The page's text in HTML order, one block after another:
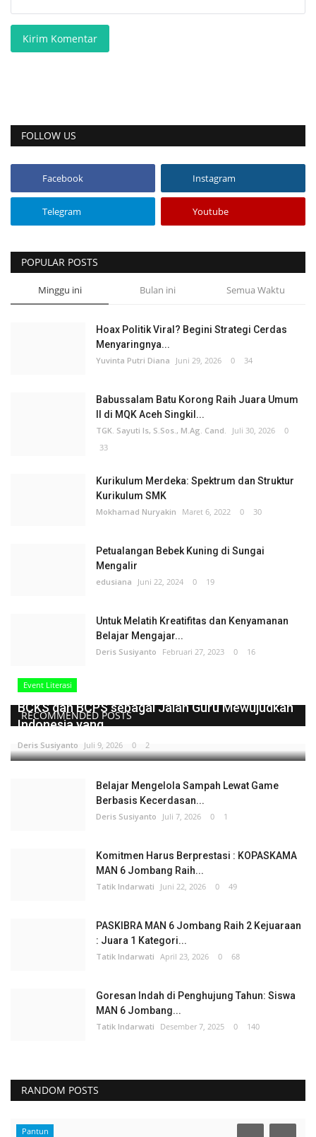
Kirim Komentar
FOLLOW US
Facebook Instagram
Telegram Youtube
POPULAR POSTS
Minggu ini Bulan ini Semua Waktu
Hoax Politik Viral? Begini Strategi Cerdas
Menyaringnya...
Yuvinta Putri Diana Juni 29, 2026 0 34
Babussalam Batu Korong Raih Juara Umum
II di MQK Aceh Singkil...
TGK. Sayuti Is, S.Sos., M.Ag. Cand. Juli 30, 2026
0
33
Kurikulum Merdeka: Spektrum dan Struktur
Kurikulum SMK
Mokhamad Nuryakin Maret 6, 2022 0 30
Petualangan Bebek Kuning di Sungai
Mengalir
edusiana Juni 22, 2024 0 19
Untuk Melatih Kreatifitas dan Kenyamanan
Belajar Mengajar...
Deris Susiyanto Februari 27, 2023 0 16
RECOMMENDED POSTS
Event Literasi
BCKS dan BCPS sebagai Jalan Guru Mewujudkan
Indonesia yang...
Deris Susiyanto Juli 9, 2026 0 2
Belajar Mengelola Sampah Lewat Game
Berbasis Kecerdasan...
Deris Susiyanto Juli 7, 2026 0 1
Komitmen Harus Berprestasi : KOPASKAMA
MAN 6 Jombang Raih...
Tatik Indarwati Juni 22, 2026 0 49
PASKIBRA MAN 6 Jombang Raih 2 Kejuaraan
: Juara 1 Kategori...
Tatik Indarwati April 23, 2026 0 68
Goresan Indah di Penghujung Tahun: Siswa
MAN 6 Jombang...
Tatik Indarwati Desember 7, 2025 0 140
RANDOM POSTS
Pantun